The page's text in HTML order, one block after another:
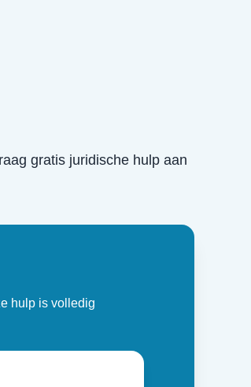
gratis juridische hulp aan
hulp is volledig